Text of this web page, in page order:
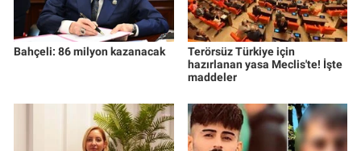
Bahçeli: 86 milyon kazanacak
Terörsüz Türkiye için
hazırlanan yasa Meclis'te! İşte
maddeler